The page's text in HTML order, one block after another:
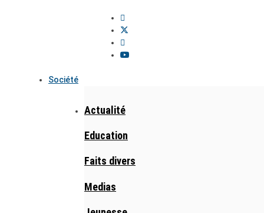
Société
Actualité
Education
Faits divers
Medias